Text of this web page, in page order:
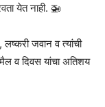
येत नाही. 🚁
जवान व त्यांची
व दिवस यांचा अतिशय